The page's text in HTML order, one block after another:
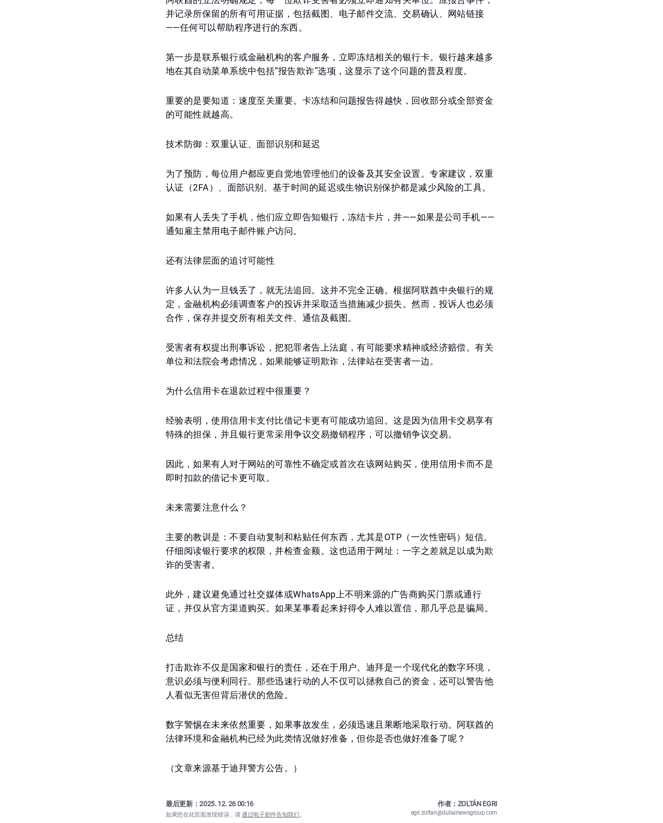
并记录所保留的所有可用证据，包括截图、电子邮件交流、交易确认、网站链接
——任何可以帮助程序进行的东西。
第一步是联系银行或金融机构的客户服务，立即冻结相关的银行卡。银行越来越多
地在其自动菜单系统中包括“报告欺诈”选项，这显示了这个问题的普及程度。
重要的是要知道：速度至关重要。卡冻结和问题报告得越快，回收部分或全部资金
的可能性就越高。
技术防御：双重认证、面部识别和延迟
为了预防，每位用户都应更自觉地管理他们的设备及其安全设置。专家建议，双重
认证（2FA）、面部识别、基于时间的延迟或生物识别保护都是减少风险的工具。
如果有人丢失了手机，他们应立即告知银行，冻结卡片，并——如果是公司手机——
通知雇主禁用电子邮件账户访问。
还有法律层面的追讨可能性
许多人认为一旦钱丢了，就无法追回。这并不完全正确。根据阿联酋中央银行的规
定，金融机构必须调查客户的投诉并采取适当措施减少损失。然而，投诉人也必须
合作，保存并提交所有相关文件、通信及截图。
受害者有权提出刑事诉讼，把犯罪者告上法庭，有可能要求精神或经济赔偿。有关
单位和法院会考虑情况，如果能够证明欺诈，法律站在受害者一边。
为什么信用卡在退款过程中很重要？
经验表明，使用信用卡支付比借记卡更有可能成功追回。这是因为信用卡交易享有
特殊的担保，并且银行更常采用争议交易撤销程序，可以撤销争议交易。
因此，如果有人对于网站的可靠性不确定或首次在该网站购买，使用信用卡而不是
即时扣款的借记卡更可取。
未来需要注意什么？
主要的教训是：不要自动复制和粘贴任何东西，尤其是OTP（一次性密码）短信。
仔细阅读银行要求的权限，并检查金额。这也适用于网址：一字之差就足以成为欺
诈的受害者。
此外，建议避免通过社交媒体或WhatsApp上不明来源的广告商购买门票或通行
证，并仅从官方渠道购买。如果某事看起来好得令人难以置信，那几乎总是骗局。
总结
打击欺诈不仅是国家和银行的责任，还在于用户。迪拜是一个现代化的数字环境，
意识必须与便利同行。那些迅速行动的人不仅可以拯救自己的资金，还可以警告他
人看似无害但背后潜伏的危险。
数字警惕在未来依然重要，如果事故发生，必须迅速且果断地采取行动。阿联酋的
法律环境和金融机构已经为此类情况做好准备，但你是否也做好准备了呢？
（文章来源基于迪拜警方公告。）
最后更新：2025. 12. 26 00:16
如果您在此页面发现错误，请通过电子邮件告知我们。
作者：ZOLTÁN EGRI
egri.zoltan@dubainewsgroup.com